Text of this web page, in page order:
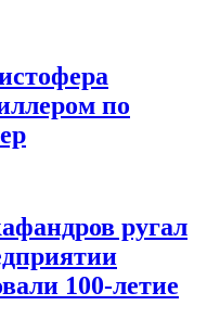
по
ругал
100-летие